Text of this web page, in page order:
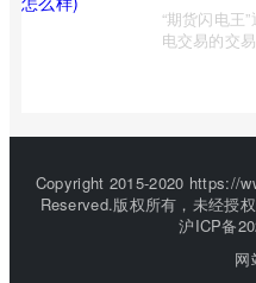
“期货闪电王
电交易的交
Copyright 2015-2020 https://
Reserved.版权所有，未经授
沪ICP备
网